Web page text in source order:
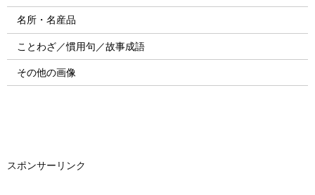
名所・名産品
ことわざ／慣用句／故事成語
その他の画像
スポンサーリンク